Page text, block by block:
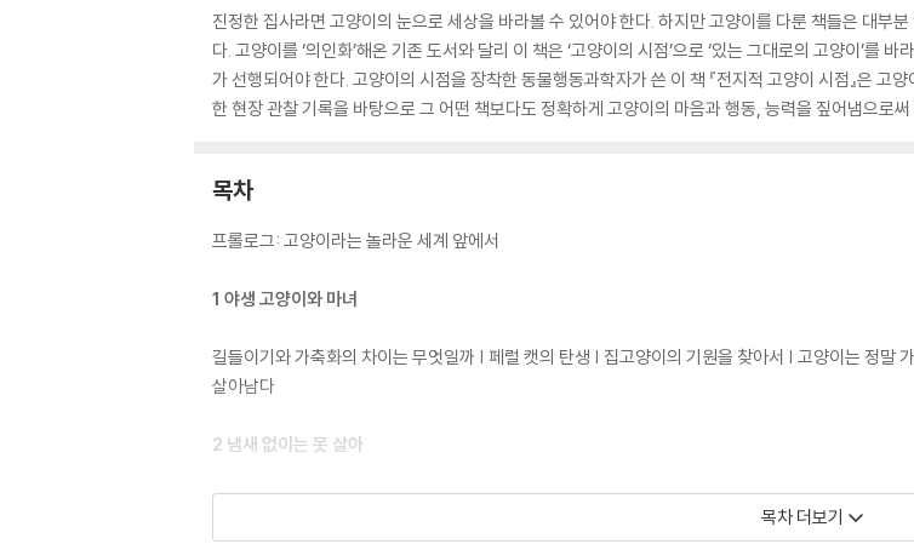
진정한 집사라면 고양이의 눈으로 세상을 바라볼 수 있어야 한다. 하지만 고양이를 다룬 책들은 대부
다. 고양이를 ‘의인화’해온 기존 도서와 달리 이 책은 ‘고양이의 시점’으로 ‘있는 그대로의 고양이’를
가 선행되어야 한다. 고양이의 시점을 장착한 동물행동과학자가 쓴 이 책 『전지적 고양이 시점』은
한 현장 관찰 기록을 바탕으로 그 어떤 책보다도 정확하게 고양이의 마음과 행동, 능력을 짚어냄으로
목차
프롤로그: 고양이라는 놀라운 세계 앞에서
1 야생 고양이와 마녀
길들이기와 가축화의 차이는 무엇일까 | 페럴 캣의 탄생 | 집고양이의 기원을 찾아서 | 고양이는 정말
살아남다
2 냄새 없이는 못 살아
고양이의 아주 독특한 후각 세계 | 끔찍한 오줌 냄새는 집사의 숙명 | 고양이가 소파를 긁는 진짜 이유
목차 더보기